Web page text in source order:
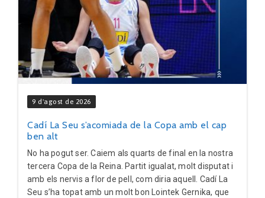
9 d'agost de 2026
Cadí La Seu s’acomiada de la Copa amb el cap
ben alt
No ha pogut ser. Caiem als quarts de final en la nostra
tercera Copa de la Reina. Partit igualat, molt disputat i
amb els nervis a flor de pell, com diria aquell. Cadí La
Seu s’ha topat amb un molt bon Lointek Gernika, que